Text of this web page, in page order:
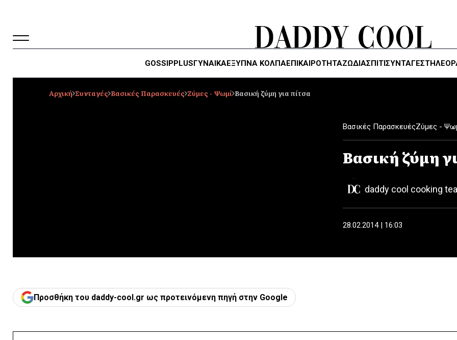
GOSSIPPLUSΓΥΝΑΙΚΑΈΞΥΠΝΑ ΚΌΛΠΑΕΠΙΚΑΙΡΟΤΗΤΑΖΏΔΙΑΣΠΙΤΙΣΥΝΤΑΓΕΣ
Αρχική Συνταγές Βασικές Παρασκευές Ζύμες - Ψωμί Βασική ζύµη για πίτσα
Βασικές ΠαρασκευέςΖύμες -
Βασική ζύµη
daddy cool cooking
28.02.2014 | 16:03
Προσθήκη του daddy-cool.gr ως προτεινόμενη πηγή στην Google